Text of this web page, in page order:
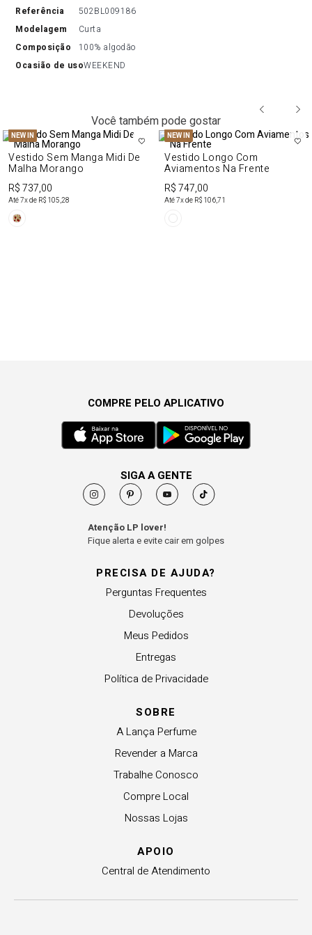
referência
502BL009186
modelagem
Curta
composição
100% algodão
ocasião de usoWEEKEND
Você também pode gostar
NEW IN
Vestido Sem Manga Midi De
Malha Morango
R$ 737,00
Até7x de R$ 105,28
NEW IN
Vestido Longo Com
Aviamentos Na Frente
R$ 747,00
Até7x de R$ 106,71
PRECISA DE AJUDA?
Perguntas Frequentes
Devoluções
Meus Pedidos
Entregas
Política de Privacidade
SOBRE
A Lança Perfume
Revender a Marca
Trabalhe Conosco
Compre Local
Nossas Lojas
APOIO
Central de Atendimento
COMPRE PELO APLICATIVO
SIGA A GENTE
Atenção LP lover!
Fique alerta e evite cair em golpes